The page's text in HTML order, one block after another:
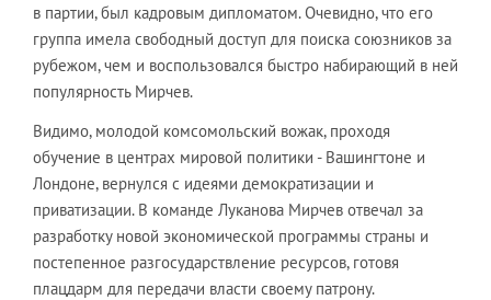
в партии, был кадровым дипломатом. Очевидно, что его
группа имела свободный доступ для поиска союзников за
рубежом, чем и воспользовался быстро набирающий в ней
популярность Мирчев.
Видимо, молодой комсомольский вожак, проходя
обучение в центрах мировой политики - Вашингтоне и
Лондоне, вернулся с идеями демократизации и
приватизации. В команде Луканова Мирчев отвечал за
разработку новой экономической программы страны и
постепенное разгосударствление ресурсов, готовя
плацдарм для передачи власти своему патрону.